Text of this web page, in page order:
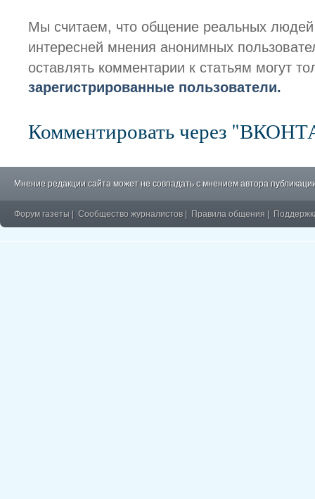
Мы считаем, что общение реальных
интересней мнения анонимных
оставлять комментарии к статьям могут
зарегистрированные пользователи.
Комментировать через
Мнение редакции сайта может не совпадать с мнением автора
Форум газеты Сообщество журналистов Правила общения
�